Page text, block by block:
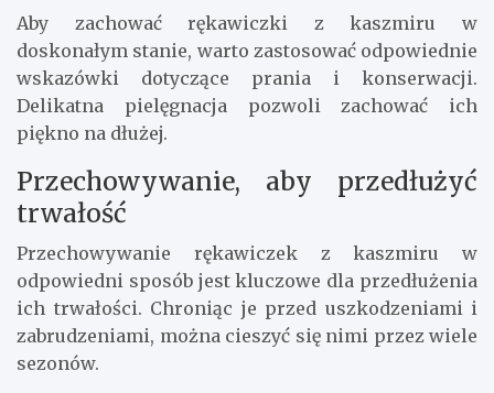
Aby zachować rękawiczki z kaszmiru w
doskonałym stanie, warto zastosować odpowiednie
wskazówki dotyczące prania i konserwacji.
Delikatna pielęgnacja pozwoli zachować ich
piękno na dłużej.
Przechowywanie, aby przedłużyć
trwałość
Przechowywanie rękawiczek z kaszmiru w
odpowiedni sposób jest kluczowe dla przedłużenia
ich trwałości. Chroniąc je przed uszkodzeniami i
zabrudzeniami, można cieszyć się nimi przez wiele
sezonów.